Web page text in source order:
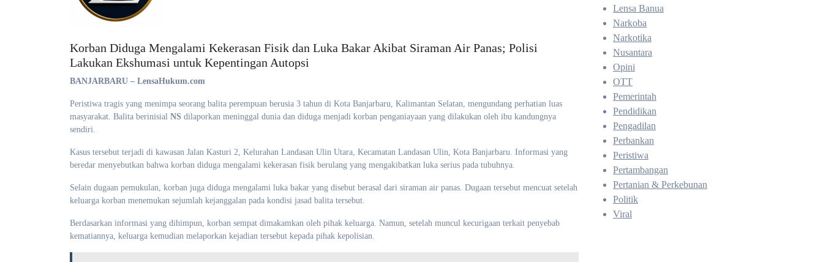
Korban Diduga Mengalami Kekerasan Fisik dan Luka Bakar Akibat Siraman Air Panas; Polisi
Lakukan Ekshumasi untuk Kepentingan Autopsi
BANJARBARU – LensaHukum.com
Peristiwa tragis yang menimpa seorang balita perempuan berusia 3 tahun di Kota Banjarbaru, Kalimantan Selatan, mengundang perhatian luas
masyarakat. Balita berinisial NS dilaporkan meninggal dunia dan diduga menjadi korban penganiayaan yang dilakukan oleh ibu kandungnya
sendiri.
Kasus tersebut terjadi di kawasan Jalan Kasturi 2, Kelurahan Landasan Ulin Utara, Kecamatan Landasan Ulin, Kota Banjarbaru. Informasi yang
beredar menyebutkan bahwa korban diduga mengalami kekerasan fisik berulang yang mengakibatkan luka serius pada tubuhnya.
Selain dugaan pemukulan, korban juga diduga mengalami luka bakar yang disebut berasal dari siraman air panas. Dugaan tersebut mencuat setelah
keluarga korban menemukan sejumlah kejanggalan pada kondisi jasad balita tersebut.
Berdasarkan informasi yang dihimpun, korban sempat dimakamkan oleh pihak keluarga. Namun, setelah muncul kecurigaan terkait penyebab
kematiannya, keluarga kemudian melaporkan kejadian tersebut kepada pihak kepolisian.
Lensa Banua
Narkoba
Narkotika
Nusantara
Opini
OTT
Pemerintah
Pendidikan
Pengadilan
Perbankan
Peristiwa
Pertambangan
Pertanian & Perkebunan
Politik
Viral